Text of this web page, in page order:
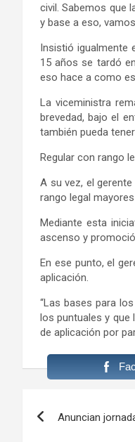
civil. Sabemos que
y base a eso,
Insistió igualmente
15 años se tardó
eso hace a como
La viceministra
brevedad, bajo el
también pueda
Regular con rango
A su vez, el
rango legal
Mediante esta
ascenso y
En ese punto, el
aplicación.
“Las bases para
los puntuales y que
de aplicación por
Anuncian